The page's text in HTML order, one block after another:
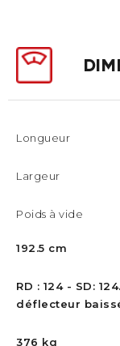
Longueur
Largeur
Poids à vide
192.5 cm
RD : 124 - SD:
déflecteur
376 kg